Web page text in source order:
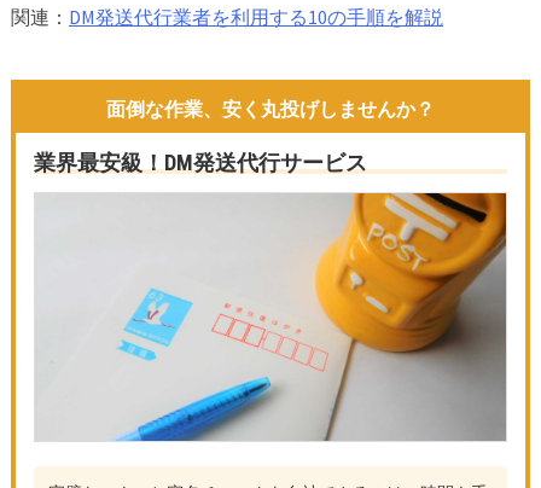
関連： DM発送代行業者を利用する10の手順を解説
面倒な作業、安く丸投げしませんか？
業界最安級！DM発送代行サービス